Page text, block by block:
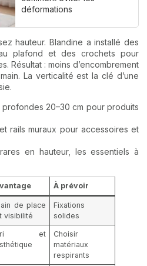
déformations
hauteur. Blandine a installé des
plafond et des crochets pour
Résultat : moins d’encombrement
La verticalité est la clé d’une
20–30 cm pour produits
rails muraux pour accessoires et
en hauteur, les essentiels à
À prévoir
de place
visibilité
Fixations
solides
et
Choisir
matériaux
respirants